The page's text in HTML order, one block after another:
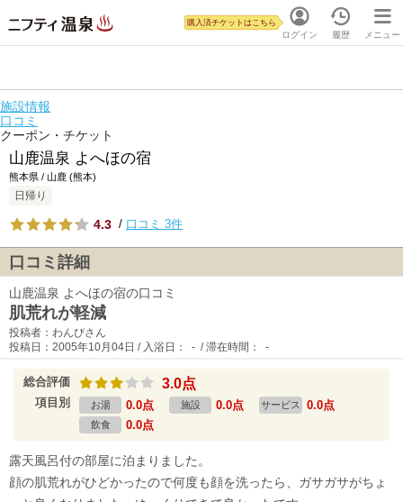
ログイン
購入済チケットはこちら
履歴 メニュー
施設情報
口コミ
クーポン・チケット
山鹿温泉 よへほの宿
熊本県 / 山鹿 (熊本)
日帰り
4.3 / 口コミ 3件
口コミ詳細
山鹿温泉 よへほの宿の口コミ
肌荒れが軽減
投稿者：わんびさん
投稿日：2005年10月04日 / 入浴日： - / 滞在時間： -
総合評価 3.0点
項目別 お湯 0.0点 施設 0.0点 サービス 0.0点
飲食 0.0点
露天風呂付の部屋に泊まりました。
顔の肌荒れがひどかったので何度も顔を洗ったら、ガサガサがちょ